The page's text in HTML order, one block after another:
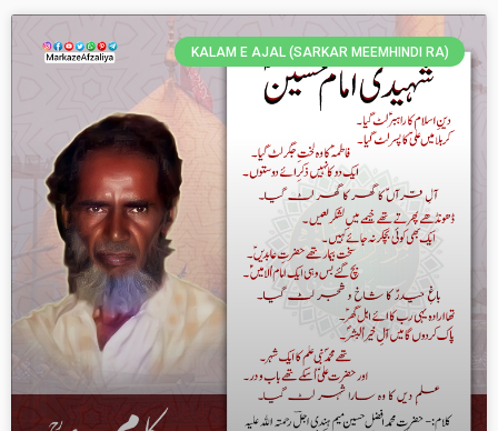
KALAM E AJAL (SARKAR MEEMHINDI RA)